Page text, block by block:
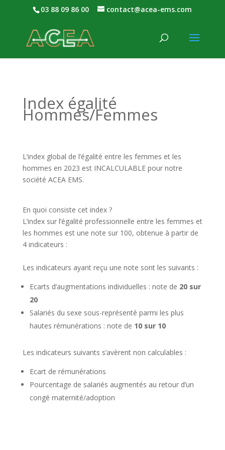
03 88 09 86 00 contact@acea-ems.com
Index égalité
Hommes/Femmes
L’index global de l’égalité entre les femmes et les
hommes en 2023 est INCALCULABLE pour notre
société ACEA EMS.
En quoi consiste cet index ?
L’index sur l’égalité professionnelle entre les femmes et
les hommes est une note sur 100, obtenue à partir de
4 indicateurs :
Les indicateurs ayant reçu une note sont les suivants :
Ecarts d’augmentations individuelles : note de 20 sur
20
Salariés du sexe sous-représenté parmi les plus
hautes rémunérations : note de 10 sur 10
Les indicateurs suivants s’avèrent non calculables :
Ecart de rémunérations
Pourcentage de salariés augmentés au retour d’un
congé maternité/adoption